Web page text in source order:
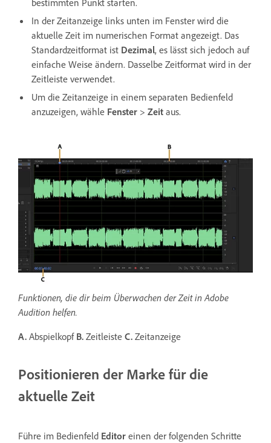
In der Zeitanzeige links unten im Fenster wird die
aktuelle Zeit im numerischen Format angezeigt. Das
Standardzeitformat ist Dezimal, es lässt sich jedoch auf
einfache Weise ändern. Dasselbe Zeitformat wird in der
Zeitleiste verwendet.
Um die Zeitanzeige in einem separaten Bedienfeld
anzuzeigen, wähle Fenster > Zeit aus.
Funktionen, die dir beim Überwachen der Zeit in Adobe
Audition helfen.
A. Abspielkopf B. Zeitleiste C. Zeitanzeige
Positionieren der Marke für die
aktuelle Zeit
Führe im Bedienfeld Editor einen der folgenden Schritte